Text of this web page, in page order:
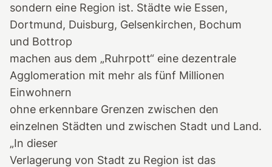
sondern eine Region ist. Städte wie Essen,
Dortmund, Duisburg, Gelsenkirchen, Bochum
und Bottrop
machen aus dem „Ruhrpott“ eine dezentrale
Agglomeration mit mehr als fünf Millionen
Einwohnern
ohne erkennbare Grenzen zwischen den
einzelnen Städten und zwischen Stadt und Land.
„In dieser
Verlagerung von Stadt zu Region ist das